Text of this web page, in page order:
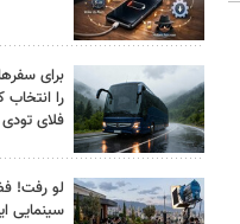
برای
را انتخاب
فلای تودی
لو رفت!
سینمایی